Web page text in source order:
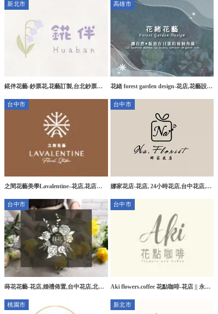
生花店
新北市
錵伴花藝-鈔票花,花藝訂製,台北鈔票花,
高雄市
花緒 forest garden design-花店,花藝設
計
台中市
之間花藝美學Lavalentine–花店,花店推
台中市
娜家花店-花店, 24小時花店,台中花店,潭
台中市
蒔花花藝-花店,婚禮佈置,台中花店,北區
台中市
Aki flowers.coffee 花點咖啡-花店 || 永生
生花訂製
桃園市 新北市